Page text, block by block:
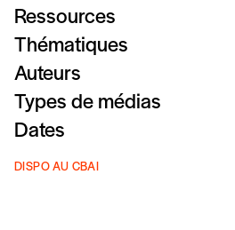
Ressources
Thématiques
Auteurs
Types de médias
Dates
DISPO AU CBAI